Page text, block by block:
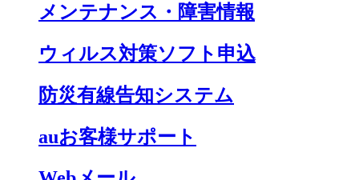
メンテナンス・障害情報
ウィルス対策ソフト申込
防災有線告知システム
auお客様サポート